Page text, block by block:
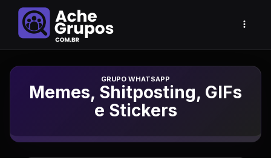
Grupo de Whatsapp
Memes, Shitposting, GIFs
e Stickers